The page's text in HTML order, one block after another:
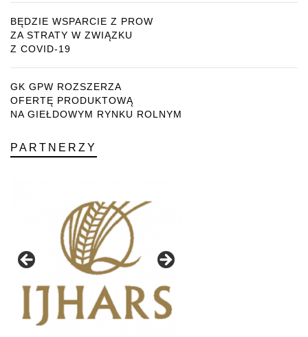
BĘDZIE WSPARCIE Z PROW
ZA STRATY W ZWIĄZKU
Z COVID-19
GK GPW ROZSZERZA
OFERTĘ PRODUKTOWĄ
NA GIEŁDOWYM RYNKU ROLNYM
PARTNERZY